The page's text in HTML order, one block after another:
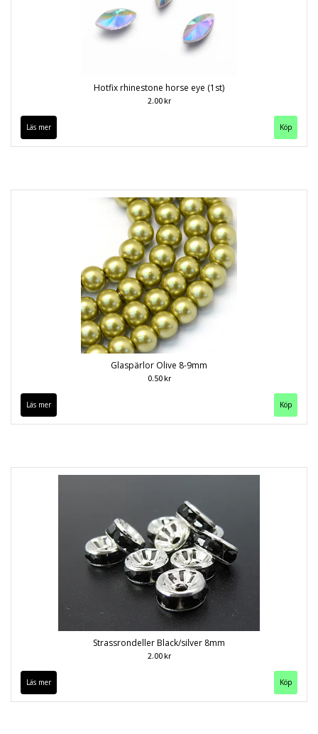
Hotfix rhinestone horse eye (1st)
2.00 kr
Läs mer
Glaspärlor Olive 8-9mm
0.50 kr
Läs mer Köp
Strassrondeller Black/silver 8mm
2.00 kr
Läs mer Köp